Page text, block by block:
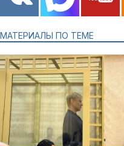
МАТЕРИАЛЫ ПО ТЕМЕ